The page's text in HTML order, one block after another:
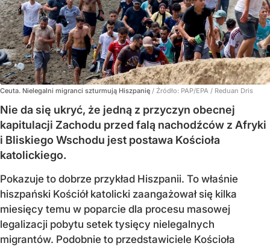
Ceuta. Nielegalni migranci szturmują Hiszpanię / Źródło: PAP/EPA / Reduan Dris
Nie da się ukryć, że jedną z przyczyn obecnej
kapitulacji Zachodu przed falą nachodźców z Afryki
i Bliskiego Wschodu jest postawa Kościoła
katolickiego.
Pokazuje to dobrze przykład Hiszpanii. To właśnie
hiszpański Kościół katolicki zaangażował się kilka
miesięcy temu w poparcie dla procesu masowej
legalizacji pobytu setek tysięcy nielegalnych
migrantów. Podobnie to przedstawiciele Kościoła